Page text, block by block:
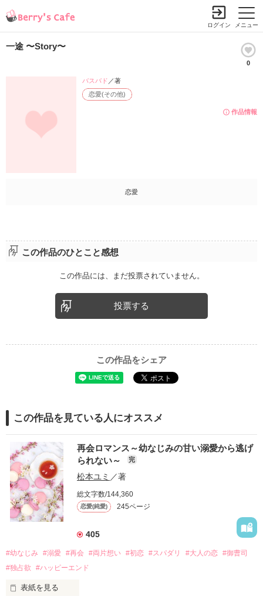
メニュー
ログイン
一途 〜Story〜
0
作品情報
恋愛(その他)
バスバド ／著
恋愛
この作品のひとこと感想
この作品には、まだ投票されていません。
投票する
この作品をシェア
この作品を見ている人にオススメ
再会ロマンス～幼なじみの甘い溺愛から逃げ
られない～
完
松本ユミ ／著
総文字数/144,360
恋愛(純愛) 245ページ
405
#幼なじみ #溺愛 #再会 #両片想い #初恋 #スパダリ #大人の恋 #御曹司
#独占欲
#ハッピーエンド
表紙を見る